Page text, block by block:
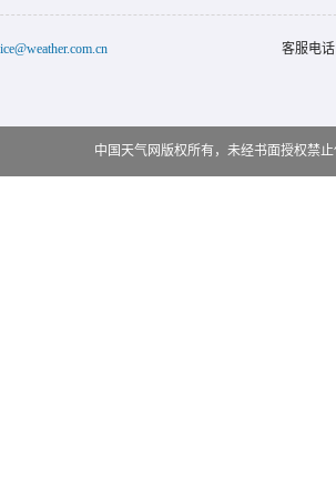
客服电
中国天气网版权所有，未经书面授权